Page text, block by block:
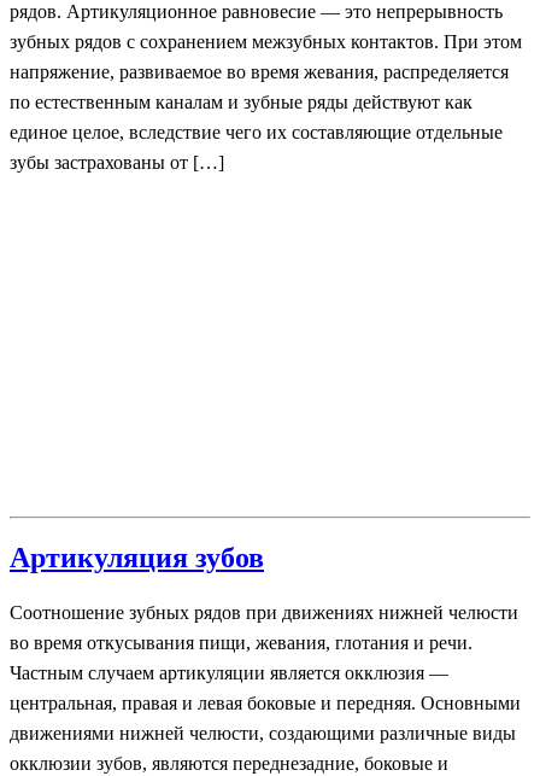
рядов. Артикуляционное равновесие — это непрерывность
зубных рядов с сохранением межзубных контактов. При этом
напряжение, развиваемое во время жевания, распределяется
по естественным каналам и зубные ряды действуют как
единое целое, вследствие чего их составляющие отдельные
зубы застрахованы от […]
Артикуляция зубов
Соотношение зубных рядов при движениях нижней челюсти
во время откусывания пищи, жевания, глотания и речи.
Частным случаем артикуляции является окклюзия —
центральная, правая и левая боковые и передняя. Основными
движениями нижней челюсти, создающими различные виды
окклюзии зубов, являются переднезадние, боковые и